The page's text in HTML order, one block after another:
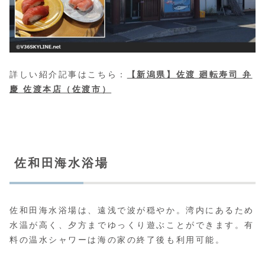
詳しい紹介記事はこちら：
【新潟県】佐渡 廻転寿司 弁
慶 佐渡本店（佐渡市）
佐和田海水浴場
佐和田海水浴場は、遠浅で波が穏やか。湾内にあるため
水温が高く、夕方までゆっくり遊ぶことができます。有
料の温水シャワーは海の家の終了後も利用可能。